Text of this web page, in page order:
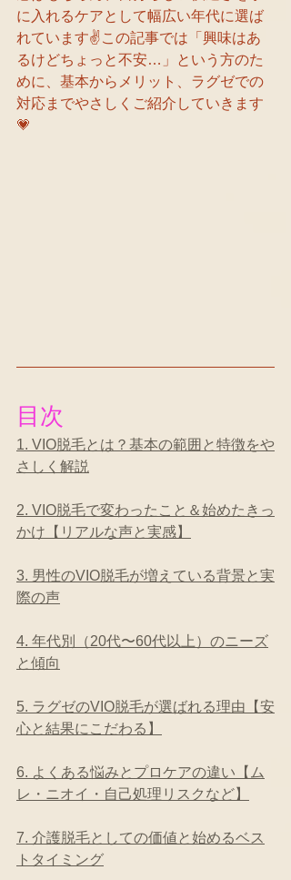
に入れるケアとして幅広い年代に選ば
れています✌️この記事では「興味はあ
るけどちょっと不安…」という方のた
めに、基本からメリット、ラグゼでの
対応までやさしくご紹介していきます
💗
目次
1. VIO脱毛とは？基本の範囲と特徴をや
さしく解説
2. VIO脱毛で変わったこと＆始めたきっ
かけ【リアルな声と実感】
3. 男性のVIO脱毛が増えている背景と実
際の声
4. 年代別（20代〜60代以上）のニーズ
と傾向
5. ラグゼのVIO脱毛が選ばれる理由【安
心と結果にこだわる】
6. よくある悩みとプロケアの違い【ム
レ・ニオイ・自己処理リスクなど】
7. 介護脱毛としての価値と始めるベス
トタイミング